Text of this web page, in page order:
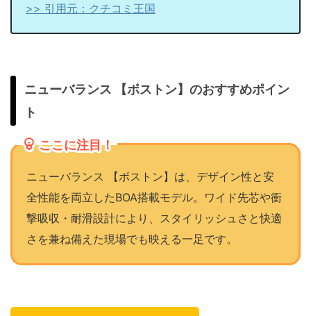
>> 引用元：クチコミ王国
ニューバランス 【ボストン】のおすすめポイン
ト
ここに注目！
ニューバランス 【ボストン】は、デザイン性と安
全性能を両立したBOA搭載モデル。ワイド先芯や衝
撃吸収・耐滑設計により、スタイリッシュさと快適
さを兼ね備えた現場でも映える一足です。